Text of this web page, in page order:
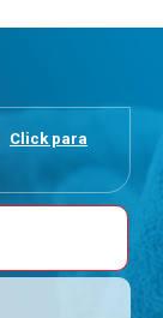
Click para